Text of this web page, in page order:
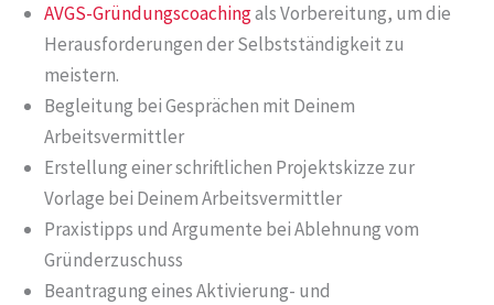
AVGS-Gründungscoachingals Vorbereitung, um die
Herausforderungen der Selbstständigkeit zu
meistern.
Begleitung bei Gesprächen mit Deinem
Arbeitsvermittler
Erstellung einer schriftlichen Projektskizze zur
Vorlage bei Deinem Arbeitsvermittler
Praxistipps und Argumente bei Ablehnung vom
Gründerzuschuss
Beantragung eines Aktivierung- und